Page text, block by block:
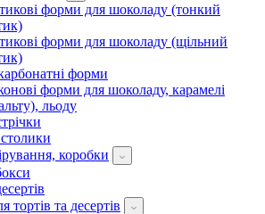
форми для шоколаду (тонкий
форми для шоколаду (щільний
форми
форми для шоколаду, карамелі
льоду
коробки
тортів та десертів